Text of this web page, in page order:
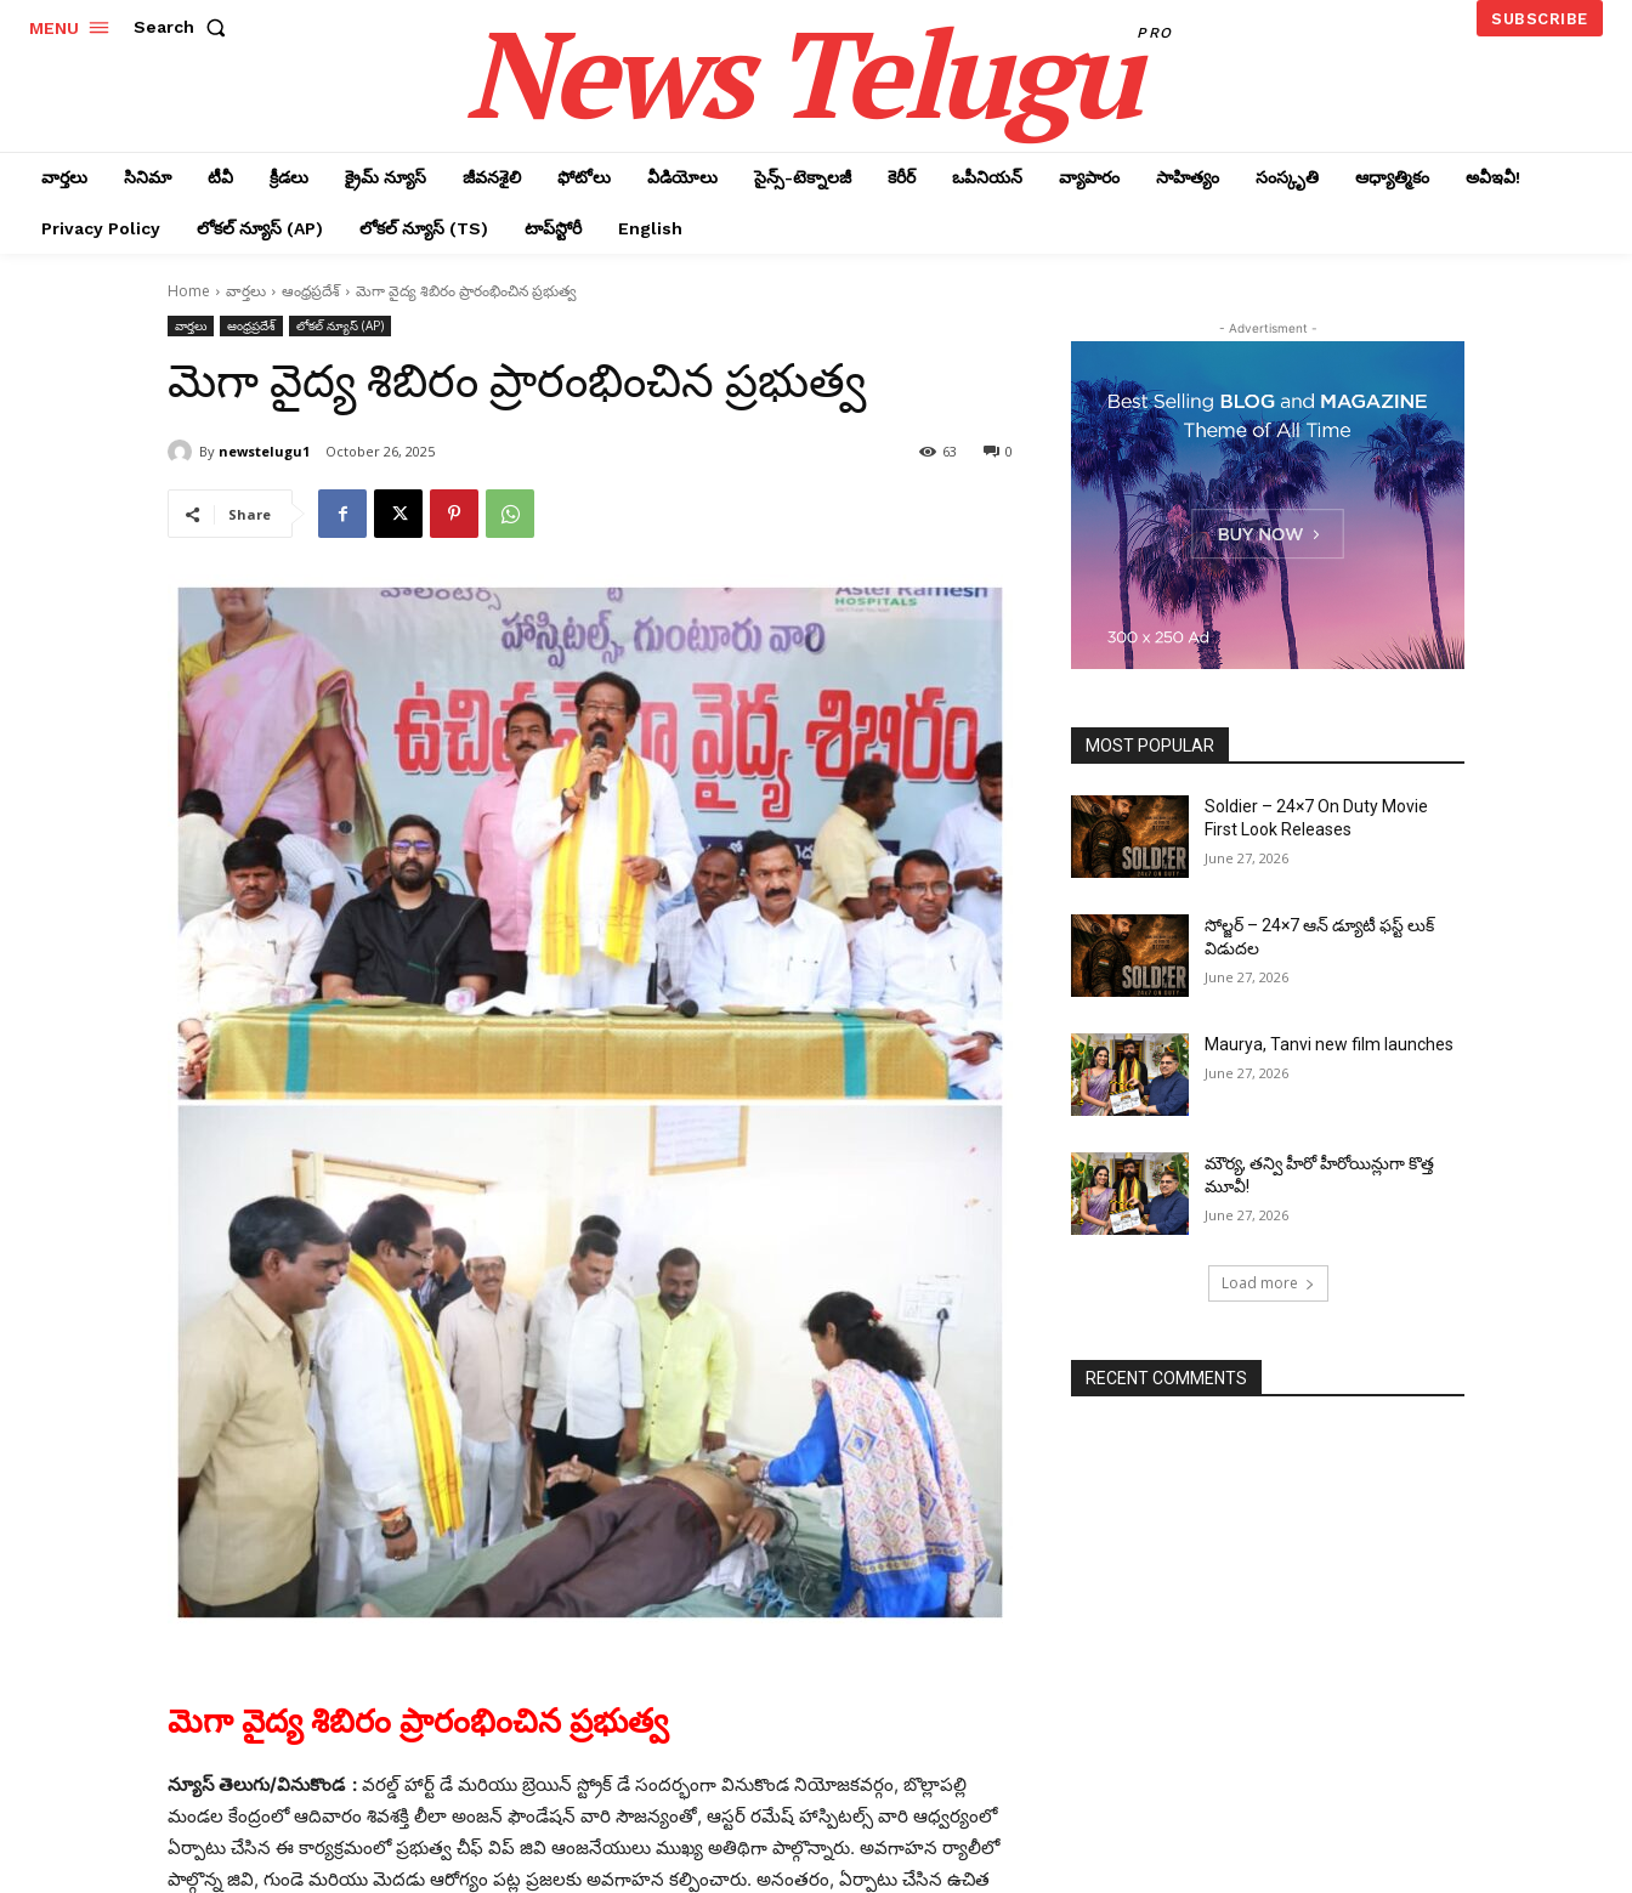
MENU Search News TeluguPRO
SUBSCRIBE
వార్తలు సినిమా టీవీ క్రీడలు క్రైమ్ న్యూస్‌ జీవనశైలి ఫోటోలు వీడియోలు సైన్స్‌-టెక్నాలజీ కెరీర్‌ ఒపీనియన్‌ వ్యాపారం సాహిత్యం సంస్కృతి ఆధ్యాత్మికం అవీఇవీ!
Privacy Policy లోక‌ల్ న్యూస్‌ (AP) లోక‌ల్ న్యూస్‌ (TS) టాప్‌స్టోరీ English
Home వార్తలు ఆంధ్రప్రదేశ్‌ మెగా వైద్య శిబిరం ప్రారంభించిన ప్రభుత్వ
వార్తలు ఆంధ్రప్రదేశ్‌ లోక‌ల్ న్యూస్‌ (AP)
మెగా వైద్య శిబిరం ప్రారంభించిన ప్రభుత్వ
By newstelugu1 October 26, 2025 0
63
Share
మెగా వైద్య శిబిరం ప్రారంభించిన ప్రభుత్వ
న్యూస్ తెలుగు/వినుకొండ : వరల్డ్ హార్ట్ డే మరియు బ్రెయిన్ స్ట్రోక్ డే సందర్భంగా వినుకొండ నియోజకవర్గం, బొల్లాపల్లి
మండల కేంద్రంలో ఆదివారం శివశక్తి లీలా అంజన్ ఫౌండేషన్ వారి సౌజన్యంతో, ఆస్టర్ రమేష్ హాస్పిటల్స్ వారి ఆధ్వర్యంలో
ఏర్పాటు చేసిన ఈ కార్యక్రమంలో ప్రభుత్వ చీఫ్ విప్ జివి ఆంజనేయులు ముఖ్య అతిథిగా పాల్గొన్నారు. అవగాహన ర్యాలీలో
పాల్గొన్న జివి, గుండె మరియు మెదడు ఆరోగ్యం పట్ల ప్రజలకు అవగాహన కల్పించారు. అనంతరం, ఏర్పాటు చేసిన ఉచిత
- Advertisment -
MOST POPULAR
Soldier – 24×7 On Duty Movie
First Look Releases
June 27, 2026
సోల్జర్ – 24×7 ఆన్ డ్యూటీ ఫస్ట్ లుక్
విడుదల
June 27, 2026
Maurya, Tanvi new film launches
June 27, 2026
మౌర్య‌, త‌న్వి హీరో హీరోయిన్లుగా కొత్త
మూవీ!
June 27, 2026
Load more
RECENT COMMENTS